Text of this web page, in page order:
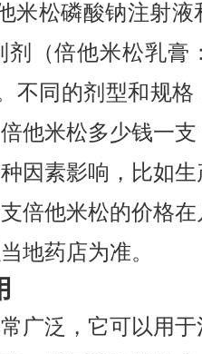
米松磷酸钠注射
（倍他米松乳膏
不同的剂型和规格
他米松多少钱一
因素影响，比如生
倍他米松的价格
地药店为准。
广泛，它可以用